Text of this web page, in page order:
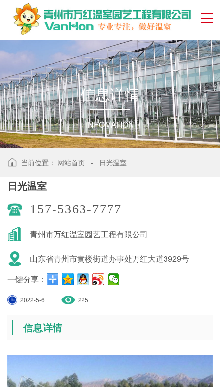
信息详情
INFOMATION
当前位置： 网站首页 - 日光温室
日光温室
157-5363-7777
青州市万红温室园艺工程有限公司
山东省青州市黄楼街道办事处万红大道3929号
一键分享：
2022-5-6 225
信息详情